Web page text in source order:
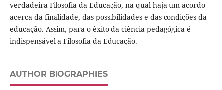
verdadeira Filosofia da Educação, na qual haja um acordo
acerca da finalidade, das possibilidades e das condições da
educação. Assim, para o êxito da ciência pedagógica é
indispensável a Filosofia da Educação.
AUTHOR BIOGRAPHIES